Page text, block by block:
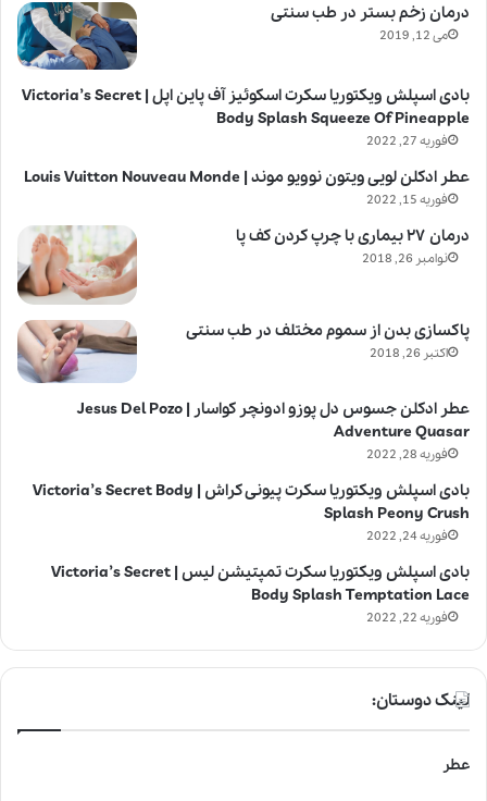
درمان زخم بستر در طب سنتی
می 12, 2019
بادی اسپلش ویکتوریا سکرت اسکوئیز آف پاین اپل | Victoria’s Secret
Body Splash Squeeze Of Pineapple
فوریه 27, 2022
عطر ادکلن لویی ویتون نوویو موند | Louis Vuitton Nouveau Monde
فوریه 15, 2022
درمان ۲۷ بیماری با چرپ کردن کف پا
نوامبر 26, 2018
پاکسازی بدن از سموم مختلف در طب سنتی
اکتبر 26, 2018
عطر ادکلن جسوس دل پوزو ادونچر کواسار | Jesus Del Pozo
Adventure Quasar
فوریه 28, 2022
بادی اسپلش ویکتوریا سکرت پیونی کراش | Victoria’s Secret Body
Splash Peony Crush
فوریه 24, 2022
بادی اسپلش ویکتوریا سکرت تمپتیشن لیس | Victoria’s Secret
Body Splash Temptation Lace
فوریه 22, 2022
لینک دوستان:
عطر